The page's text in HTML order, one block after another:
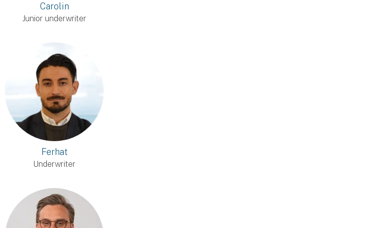
Carolin
Junior underwriter
Ferhat
Underwriter